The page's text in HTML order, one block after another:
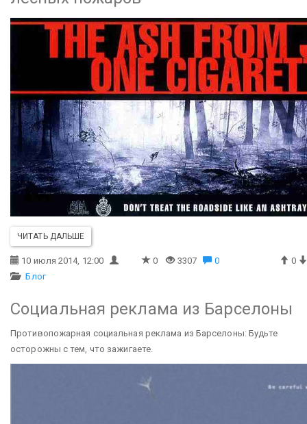
ЧИТАТЬ ДАЛЬШЕ
10 июля 2014, 12:00 0 3307 0
0
Блог
Социальная реклама из Барселоны
Противопожарная социальная реклама из Барселоны: Будьте
осторожны с тем, что зажигаете.